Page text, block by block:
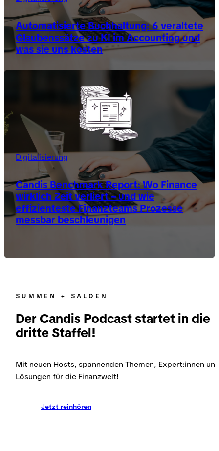
Automatisierte Buchhaltung: 6 veraltete
Glaubenssätze zu KI im Accounting und
was sie uns kosten
Digitalisierung
Candis Benchmark Report: Wo Finance
wirklich Zeit verliert – und wie
effizienteste Finanzteams Prozesse
messbar beschleunigen
SUMMEN + SALDEN
Der Candis Podcast startet in die
dritte Staffel!
Mit neuen Hosts, spannenden Themen, Expert:innen
Lösungen für die Finanzwelt!
Jetzt reinhören